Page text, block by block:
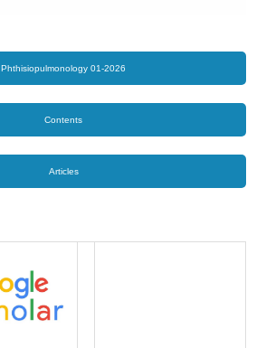
Phthisiopulmonology 01-2026
Contents
Articles